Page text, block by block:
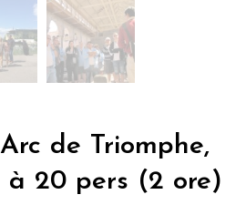
de Triomphe,
à 20 pers (2 ore)